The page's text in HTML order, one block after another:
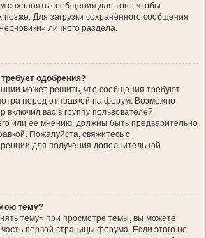
сохранять сообщения для того, чтобы
позже. Для загрузки сохранённого сообщения
личного раздела.
одобрения?
может решить, что сообщения требуют
перед отправкой на форум. Возможно
включил вас в группу пользователей,
или её мнению, должны быть предварительно
Пожалуйста, свяжитесь с
для получения дополнительной
тему?
тему» при просмотре темы, вы можете
первой страницы форума. Если этого не